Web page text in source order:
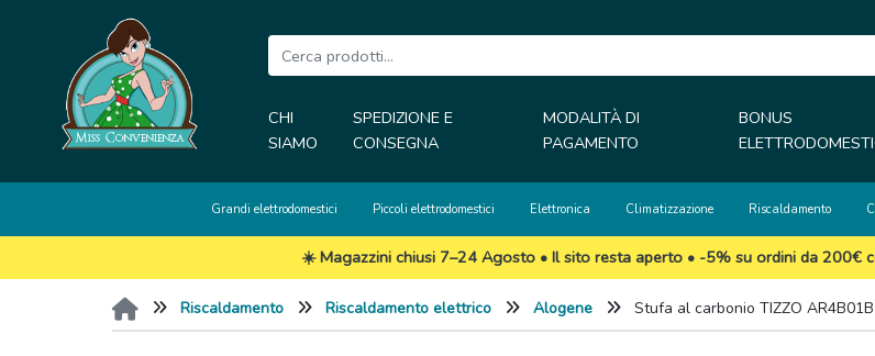
CHI
SIAMO
SPEDIZIONE E
CONSEGNA
MODALITÀ DI
PAGAMENTO
BONUS
Grandi elettrodomestici Piccoli elettrodomestici Elettronica Climatizzazione Riscaldamento
☀️ Magazzini chiusi 7–24 Agosto • Il sito resta aperto • -5% su ordini da 200€
Riscaldamento Riscaldamento elettrico Alogene Stufa al carbonio TIZZO AR4B01B